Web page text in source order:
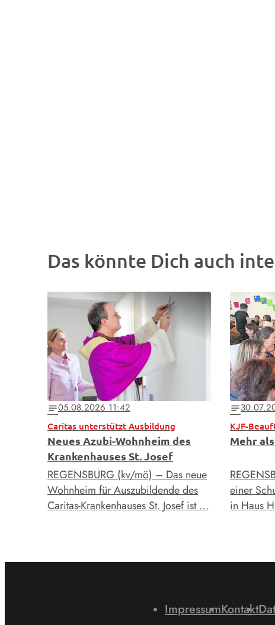
Das könnte Dich auch
notes05.08.2026 11:42
Caritas unterstützt Ausbildung
Neues Azubi-Wohnheim des
Krankenhauses St. Josef
REGENSBURG (kv/mö) – Das neue
Wohnheim für Auszubildende des
Caritas-Krankenhauses St. Josef ist …
notes
KJF-
Mehr
einer
in Haus
ImpressumKontakt